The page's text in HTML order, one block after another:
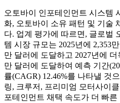
오토바이 인포테인먼트 시스템
화, 오토바이 소유 패턴 및 기술
다. 업계 평가에 따르면, 글로벌
템 시장 규모는 2025년에 2,353
만 달러에 도달하고 2027년에
만 달러에 도달하여 예측 기간
률(CAGR) 12.46%를 나타낼 것
링, 크루저, 프리미엄 모터사이
포테인먼트 채택 속도가 더 빠